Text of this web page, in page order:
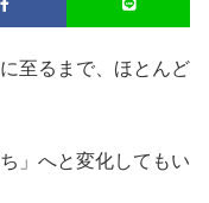
至るまで、ほとんど
」へと変化してもい